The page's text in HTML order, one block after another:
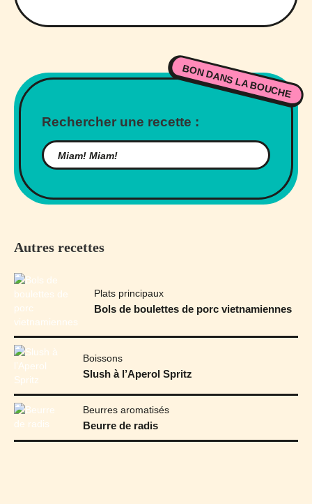
BON DANS LA BOUCHE
Rechercher une recette :
Autres recettes
Plats principaux
Bols de boulettes de porc vietnamiennes
Boissons
Slush à l’Aperol Spritz
Beurres aromatisés
Beurre de radis